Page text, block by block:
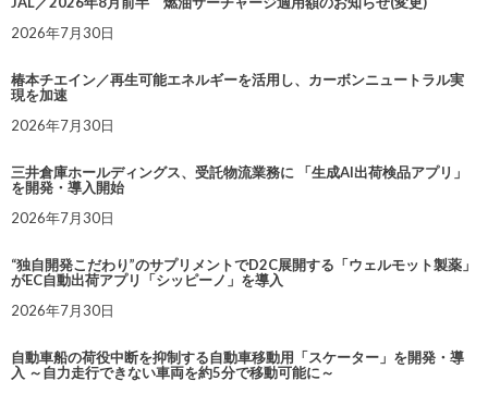
2026年7月30日
椿本チエイン／再生可能エネルギーを活用し、カーボンニュートラル実
現を加速
2026年7月30日
三井倉庫ホールディングス、受託物流業務に 「生成AI出荷検品アプリ」
を開発・導入開始
2026年7月30日
“独自開発こだわり”のサプリメントでD2C展開する「ウェルモット製薬」
がEC自動出荷アプリ「シッピーノ」を導入
2026年7月30日
自動車船の荷役中断を抑制する自動車移動用「スケーター」を開発・導
入 ～自力走行できない車両を約5分で移動可能に～